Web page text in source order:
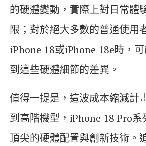
的硬體變動，實際上對日常體
限；對於絕大多數的普通使用
iPhone 18或iPhone 18e時，
到這些硬體細節的差異。
值得一提是，這波成本縮減計
到高階機型，iPhone 18 Pro系
頂尖的硬體配置與創新技術。